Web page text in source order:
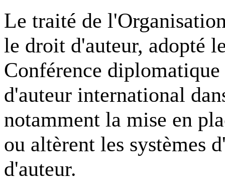
Le traité de
le droit d'auteur, adopté
Conférence
d'auteur international
notamment la mise en
ou altèrent les systèmes
d'auteur.